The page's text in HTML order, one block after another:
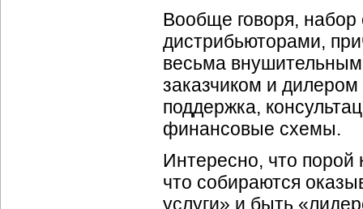
Вообще говоря,
дистрибьюторами,
весьма
заказчиком и
поддержка,
финансовые схемы.
Интересно, что
что собираются
услуги» и быть